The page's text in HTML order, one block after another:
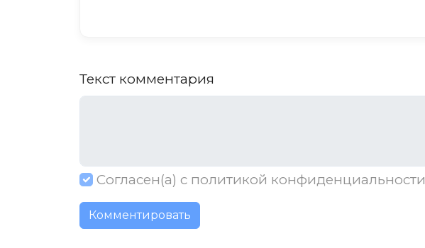
Текст комментария
Согласен(а) с политикой конфиденциальности
Комментировать